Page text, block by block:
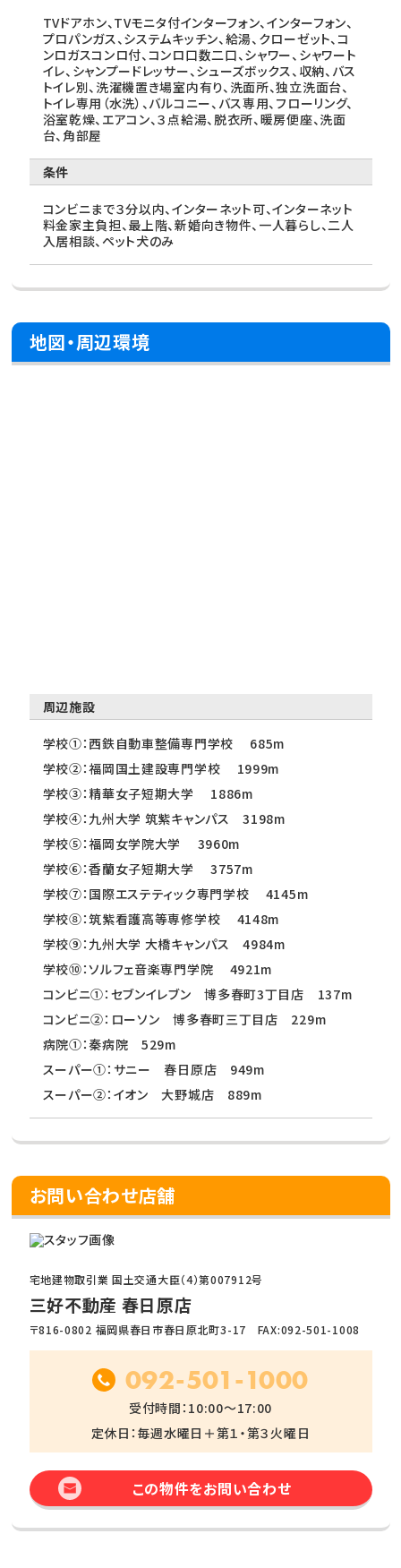
TVドアホン、TVモニタ付インターフォン、インターフォン、
プロパンガス、システムキッチン、給湯、クローゼット、コ
ンロガスコンロ付、コンロ口数二口、シャワー、シャワート
イレ、シャンプードレッサー、シューズボックス、収納、バス
トイレ別、洗濯機置き場室内有り、洗面所、独立洗面台、
トイレ専用（水洗）、バルコニー、バス専用、フローリング、
浴室乾燥、エアコン、３点給湯、脱衣所、暖房便座、洗面
台、角部屋
条件
コンビニまで３分以内、インターネット可、インターネット
料金家主負担、最上階、新婚向き物件、一人暮らし、二人
入居相談、ペット犬のみ
地図・周辺環境
周辺施設
学校①：西鉄自動車整備専門学校 685m
学校②：福岡国土建設専門学校 1999m
学校③：精華女子短期大学 1886m
学校④：九州大学 筑紫キャンパス 3198m
学校⑤：福岡女学院大学 3960m
学校⑥：香蘭女子短期大学 3757m
学校⑦：国際エステティック専門学校 4145m
学校⑧：筑紫看護高等専修学校 4148m
学校⑨：九州大学 大橋キャンパス 4984m
学校⑩：ソルフェ音楽専門学院 4921m
コンビニ①：セブンイレブン 博多春町3丁目店 137m
コンビニ②：ローソン 博多春町三丁目店 229m
病院①：秦病院 529m
スーパー①：サニー 春日原店 949m
スーパー②：イオン 大野城店 889m
お問い合わせ店舗
宅地建物取引業 国土交通大臣（4）第007912号
三好不動産 春日原店
〒816-0802 福岡県春日市春日原北町3-17 FAX:092-501-1008
092-501-1000
受付時間：10:00～17:00
定休日：毎週水曜日＋第１・第３火曜日
この物件をお問い合わせ